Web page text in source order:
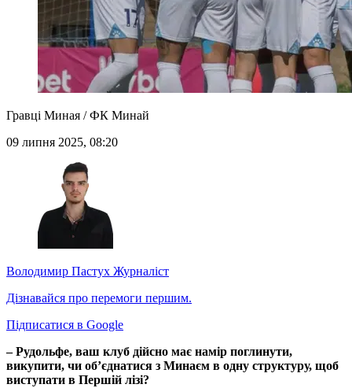
Гравці Миная / ФК Минай
09 липня 2025, 08:20
Володимир Пастух Журналіст
Дізнавайся про перемоги першим.
Підписатися в Google
– Рудольфе, ваш клуб дійсно має намір поглинути,
викупити, чи об’єднатися з Минаєм в одну структуру, щоб
виступати в Першій лізі?